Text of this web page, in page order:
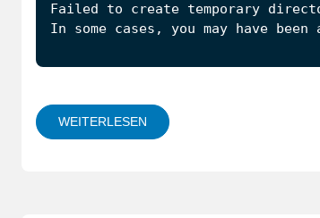
In some cases, you may have
WEITERLESEN